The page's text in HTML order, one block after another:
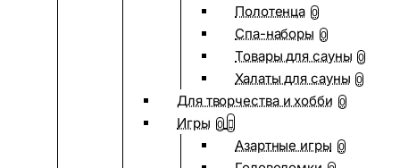
Полотенца 0
Спа-наборы 0
Товары для сауны 0
Халаты для сауны 0
Для творчества и хобби 0
Игры 0
Азартные игры 0